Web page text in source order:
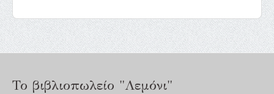
Το βιβλιοπωλείο "Λεμόνι"